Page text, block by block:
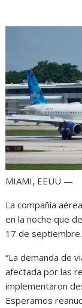
MIAMI, EEUU —
La compañía
en la noche que
17 de septiembre.
“La demanda de
afectada por las
implementaron
Esperamos